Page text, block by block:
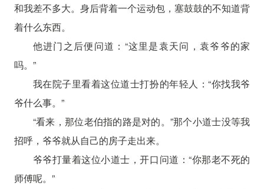
和我差不多大。身后背着一个运动包，塞鼓鼓的不知道背
着什么东西。
他进门之后便问道：“这里是袁天问，袁爷爷的家
吗。”
我在院子里看着这位道士打扮的年轻人：“你找我爷
爷什么事。”
“看来，那位老伯指的路是对的。”那个小道士没等我
招呼，爷爷就从自己的房子走出来。
爷爷打量着这位小道士，开口问道：“你那老不死的
师傅呢。”